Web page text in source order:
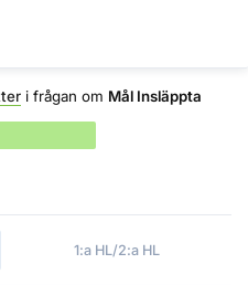
i frågan om Mål Insläppta
1:a HL/2:a HL